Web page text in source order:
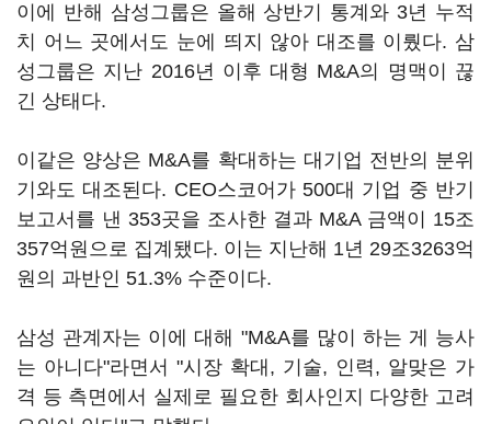
이에 반해 삼성그룹은 올해 상반기 통계와 3년 누적
치 어느 곳에서도 눈에 띄지 않아 대조를 이뤘다. 삼
성그룹은 지난 2016년 이후 대형 M&A의 명맥이 끊
긴 상태다.
이같은 양상은 M&A를 확대하는 대기업 전반의 분위
기와도 대조된다. CEO스코어가 500대 기업 중 반기
보고서를 낸 353곳을 조사한 결과 M&A 금액이 15조
357억원으로 집계됐다. 이는 지난해 1년 29조3263억
원의 과반인 51.3% 수준이다.
삼성 관계자는 이에 대해 "M&A를 많이 하는 게 능사
는 아니다"라면서 "시장 확대, 기술, 인력, 알맞은 가
격 등 측면에서 실제로 필요한 회사인지 다양한 고려